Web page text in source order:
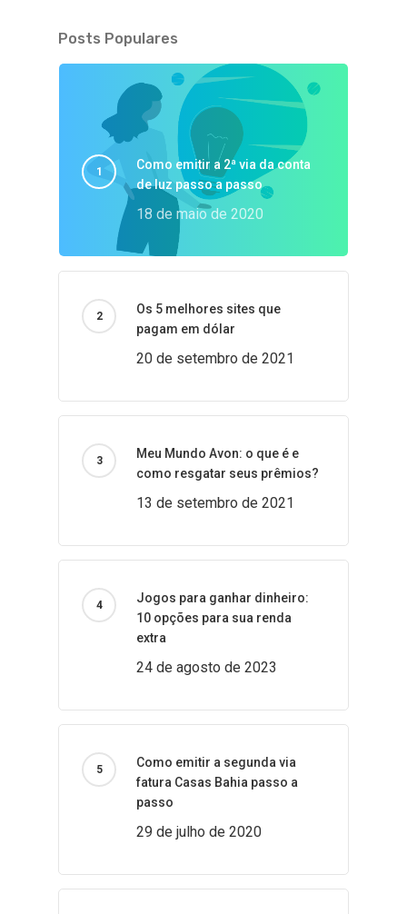
Posts Populares
Como emitir a 2ª via da conta
de luz passo a passo
18 de maio de 2020
Os 5 melhores sites que
pagam em dólar
20 de setembro de 2021
Meu Mundo Avon: o que é e
como resgatar seus prêmios?
13 de setembro de 2021
Jogos para ganhar dinheiro:
10 opções para sua renda
extra
24 de agosto de 2023
Como emitir a segunda via
fatura Casas Bahia passo a
passo
29 de julho de 2020